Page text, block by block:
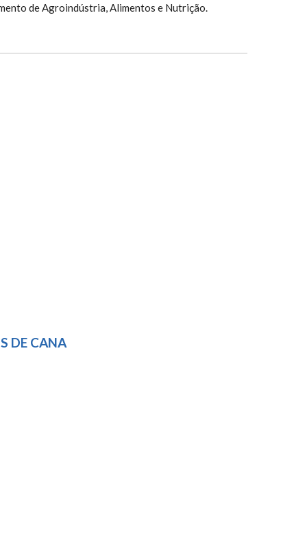
de Agroindústria, Alimentos e Nutrição.
DE CANA